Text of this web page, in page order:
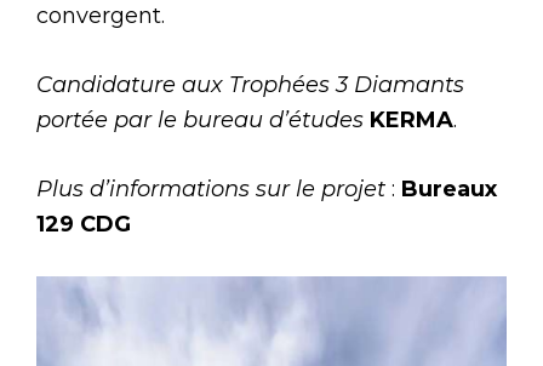
convergent.
Candidature aux Trophées 3 Diamants
portée par le bureau d’études KERMA.
Plus d’informations sur le projet : Bureaux
129 CDG